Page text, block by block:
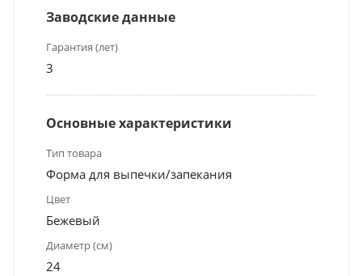
Заводские данные
Гарантия (лет)
3
Основные характеристики
Тип товара
Форма для выпечки/запекания
Цвет
Бежевый
Диаметр (см)
24